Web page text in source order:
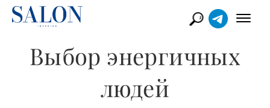
Выбор энергичных
людей